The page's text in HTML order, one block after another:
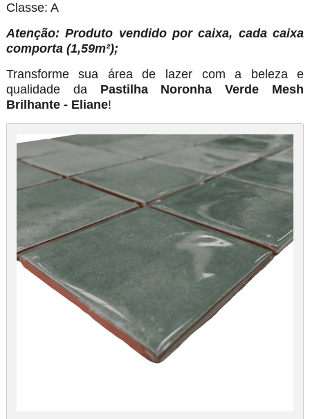
Classe: A
Atenção: Produto vendido por caixa, cada caixa
comporta (1,59m²);
Transforme sua área de lazer com a beleza e
qualidade da Pastilha Noronha Verde Mesh
Brilhante - Eliane!